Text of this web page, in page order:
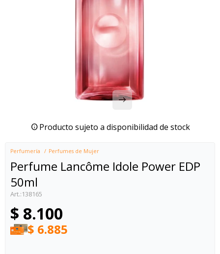
Producto sujeto a disponibilidad de stock
Perfumería Perfumes de Mujer
Perfume Lancôme Idole Power EDP
50ml
138165
$ 8.100
$ 6.885